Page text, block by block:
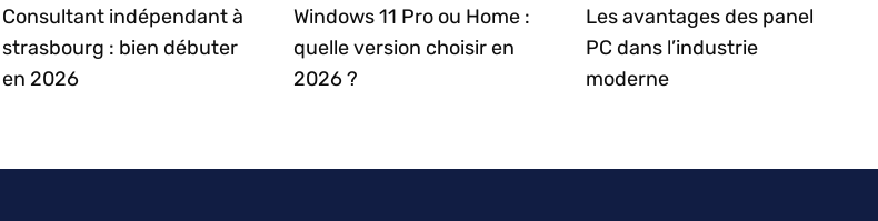
Consultant indépendant à
strasbourg : bien débuter
en 2026
Windows 11 Pro ou Home :
quelle version choisir en
2026 ?
Les avantages des panel
PC dans l’industrie
moderne